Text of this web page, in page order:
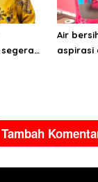
Air
aspirasi
Tambah